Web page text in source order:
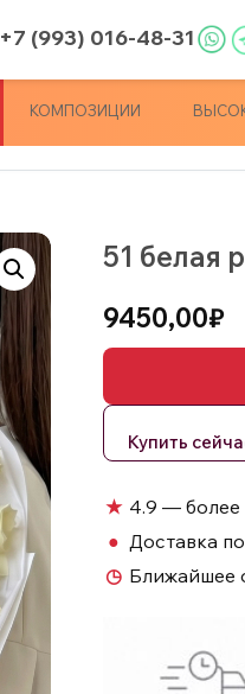
+7 (993) 016-48-31
КОМПОЗИЦИИ
51 белая
9450,00₽
★ 4.9 — более
● Доставка
◷ Ближайшее